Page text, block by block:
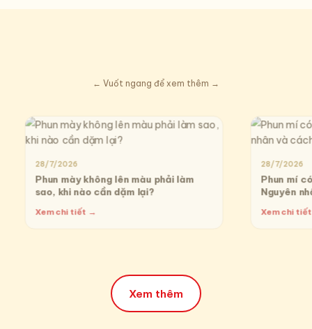
← Vuốt ngang để xem thêm →
28/7/2026
Phun mày không lên màu phải làm
sao, khi nào cần dặm lại?
Xem chi tiết →
28/7/2026
Phun mí
Nguyên
Xem chi
Xem thêm